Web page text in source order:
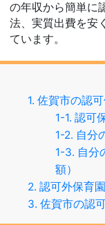
の年収から簡単に
法、実質出費を安
ています。
1. 佐賀市の認
1-1. 認可
1-2. 自分
1-3. 自分
額）
2. 認可外保育
3. 佐賀市の認